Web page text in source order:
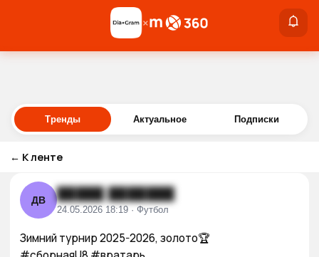
Войти
×
Тренды Актуальное Подписки
← К ленте
ДВ █████ ███████
24.05.2026 18:19 · Футбол
Зимний турнир 2025-2026, золото🏆